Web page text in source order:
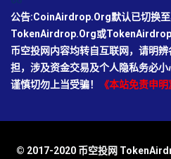
公告:CoinAirdrop.Org默认已切换至
TokenAirdrop.Org或
币空投网内容均转自互联网，请明
担，涉及资金交易及个人隐私务必
谨慎切勿上当受骗！
《本站免责申明
© 2017-2020 币空投网